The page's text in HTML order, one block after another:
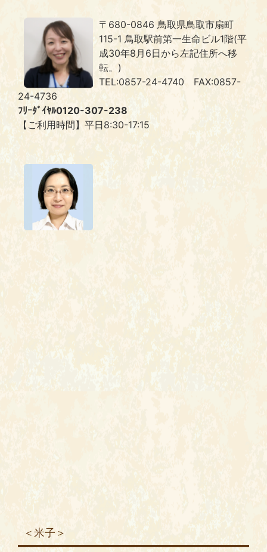
〒680-0846 鳥取県鳥取市扇町
115-1 鳥取駅前第一生命ビル1階(平
成30年8月6日から左記住所へ移
転。)
TEL:0857-24-4740 FAX:0857-
24-4736
ﾌﾘｰﾀﾞｲﾔﾙ0120-307-238
【ご利用時間】平日8:30-17:15
＜米子＞